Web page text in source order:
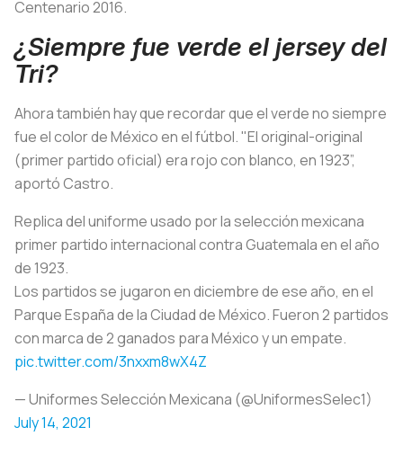
Centenario 2016.
¿Siempre fue verde el jersey del
Tri?
Ahora también hay que recordar que el verde no siempre
fue el color de México en el fútbol. "El original-original
(primer partido oficial) era rojo con blanco, en 1923”,
aportó Castro.
Replica del uniforme usado por la selección mexicana
primer partido internacional contra Guatemala en el año
de 1923.
Los partidos se jugaron en diciembre de ese año, en el
Parque España de la Ciudad de México. Fueron 2 partidos
con marca de 2 ganados para México y un empate.
pic.twitter.com/3nxxm8wX4Z
— Uniformes Selección Mexicana (@UniformesSelec1)
July 14, 2021